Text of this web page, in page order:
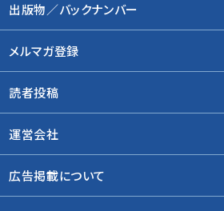
出版物／バックナンバー
メルマガ登録
読者投稿
運営会社
広告掲載について